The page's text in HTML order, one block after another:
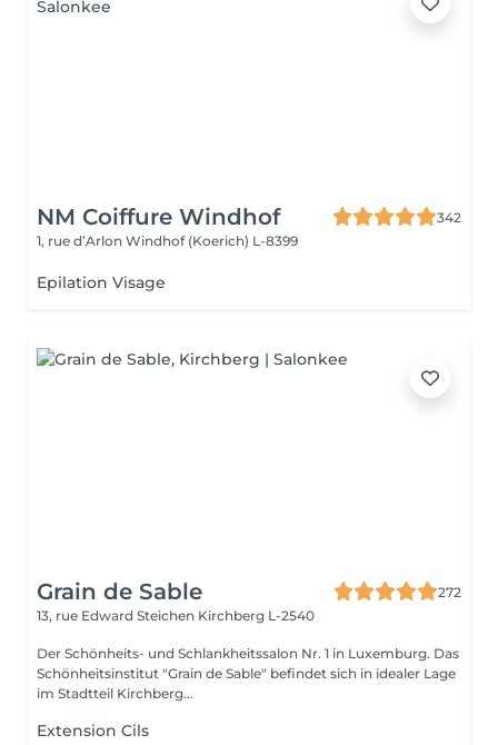
NM Coiffure Windhof
342
1, rue d’Arlon Windhof (Koerich) L-8399
Epilation Visage
Grain de Sable
272
13, rue Edward Steichen Kirchberg L-2540
Der Schönheits- und Schlankheitssalon Nr. 1 in Luxemburg. Das
Schönheitsinstitut "Grain de Sable" befindet sich in idealer Lage
im Stadtteil Kirchberg...
Extension Cils